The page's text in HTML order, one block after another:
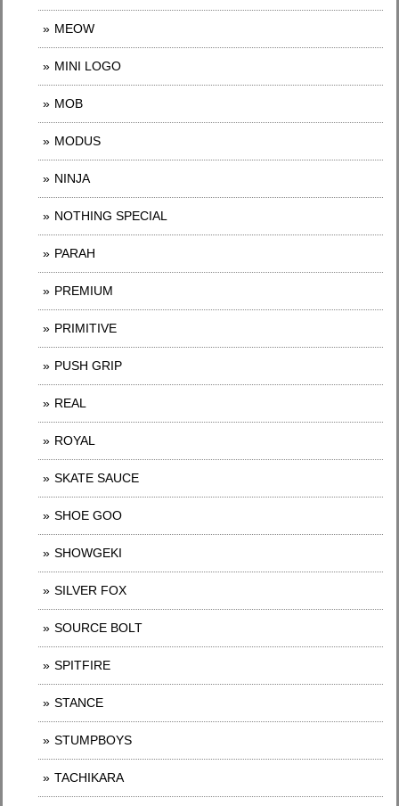
MEOW
MINI LOGO
MOB
MODUS
NINJA
NOTHING SPECIAL
PARAH
PREMIUM
PRIMITIVE
PUSH GRIP
REAL
ROYAL
SKATE SAUCE
SHOE GOO
SHOWGEKI
SILVER FOX
SOURCE BOLT
SPITFIRE
STANCE
STUMPBOYS
TACHIKARA